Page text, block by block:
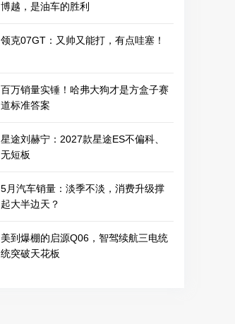
博越，是油车的胜利
领克07GT：又帅又能打，有点哇塞！
百万销量实锤！哈弗大狗才是方盒子赛
道标准答案
星途刘赫宁：2027款星途ES不偏科、
无短板
5月汽车销量：淡季不淡，消费升级撑
起大半边天？
美到爆棚的启源Q06，智驾续航三电统
统突破天花板